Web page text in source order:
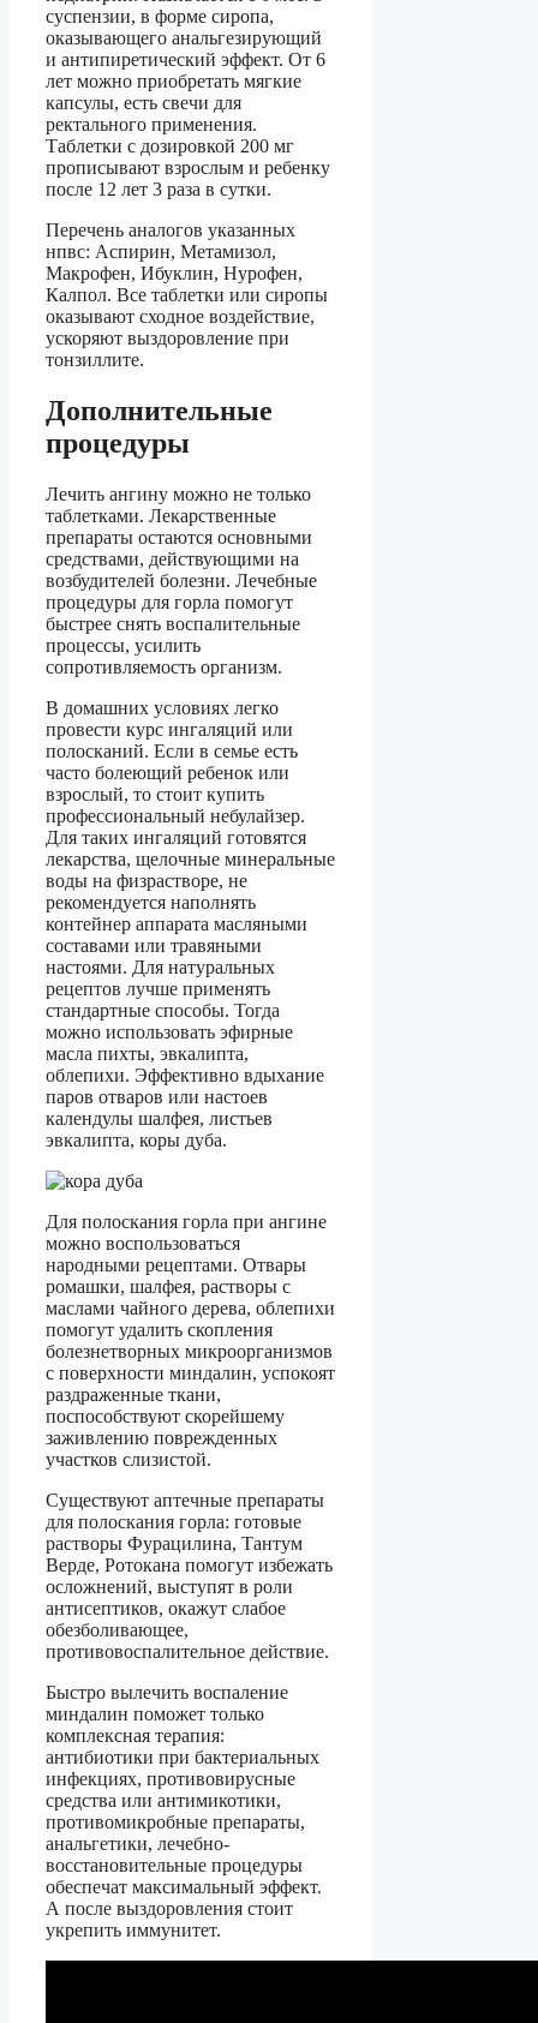
суспензии, в форме сиропа,
оказывающего анальгезирующий
и антипиретический эффект. От 6
лет можно приобретать мягкие
капсулы, есть свечи для
ректального применения.
Таблетки с дозировкой 200 мг
прописывают взрослым и ребенку
после 12 лет 3 раза в сутки.
Перечень аналогов указанных
нпвс: Аспирин, Метамизол,
Макрофен, Ибуклин, Нурофен,
Калпол. Все таблетки или сиропы
оказывают сходное воздействие,
ускоряют выздоровление при
тонзиллите.
Дополнительные
процедуры
Лечить ангину можно не только
таблетками. Лекарственные
препараты остаются основными
средствами, действующими на
возбудителей болезни. Лечебные
процедуры для горла помогут
быстрее снять воспалительные
процессы, усилить
сопротивляемость организм.
В домашних условиях легко
провести курс ингаляций или
полосканий. Если в семье есть
часто болеющий ребенок или
взрослый, то стоит купить
профессиональный небулайзер.
Для таких ингаляций готовятся
лекарства, щелочные минеральные
воды на физрастворе, не
рекомендуется наполнять
контейнер аппарата масляными
составами или травяными
настоями. Для натуральных
рецептов лучше применять
стандартные способы. Тогда
можно использовать эфирные
масла пихты, эвкалипта,
облепихи. Эффективно вдыхание
паров отваров или настоев
календулы шалфея, листьев
эвкалипта, коры дуба.
Для полоскания горла при ангине
можно воспользоваться
народными рецептами. Отвары
ромашки, шалфея, растворы с
маслами чайного дерева, облепихи
помогут удалить скопления
болезнетворных микроорганизмов
с поверхности миндалин, успокоят
раздраженные ткани,
поспособствуют скорейшему
заживлению поврежденных
участков слизистой.
Существуют аптечные препараты
для полоскания горла: готовые
растворы Фурацилина, Тантум
Верде, Ротокана помогут избежать
осложнений, выступят в роли
антисептиков, окажут слабое
обезболивающее,
противовоспалительное действие.
Быстро вылечить воспаление
миндалин поможет только
комплексная терапия:
антибиотики при бактериальных
инфекциях, противовирусные
средства или антимикотики,
противомикробные препараты,
анальгетики, лечебно-
восстановительные процедуры
обеспечат максимальный эффект.
А после выздоровления стоит
укрепить иммунитет.